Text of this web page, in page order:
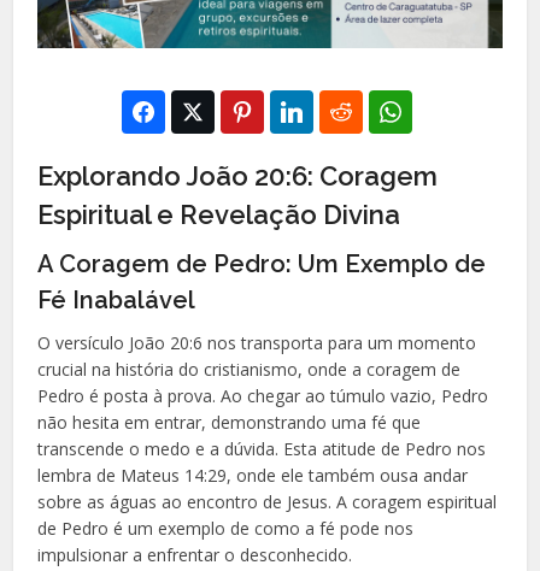
Explorando João 20:6: Coragem
Espiritual e Revelação Divina
A Coragem de Pedro: Um Exemplo de
Fé Inabalável
O versículo João 20:6 nos transporta para um momento
crucial na história do cristianismo, onde a coragem de
Pedro é posta à prova. Ao chegar ao túmulo vazio, Pedro
não hesita em entrar, demonstrando uma fé que
transcende o medo e a dúvida. Esta atitude de Pedro nos
lembra de Mateus 14:29, onde ele também ousa andar
sobre as águas ao encontro de Jesus. A coragem espiritual
de Pedro é um exemplo de como a fé pode nos
impulsionar a enfrentar o desconhecido.